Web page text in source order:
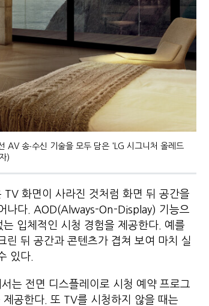
AV 송∙수신 기술을 모두 담은 'LG 시그니처 올레드
)
TV 화면이 사라진 것처럼 화면 뒤 공간을
나다. AOD(Always-On-Display) 기능으
입체적인 시청 경험을 제공한다. 예를
린 뒤 공간과 콘텐츠가 겹쳐 보여 마치 실
있다.
는 전면 디스플레이로 시청 예약 프로그
공한다. 또 TV를 시청하지 않을 때는